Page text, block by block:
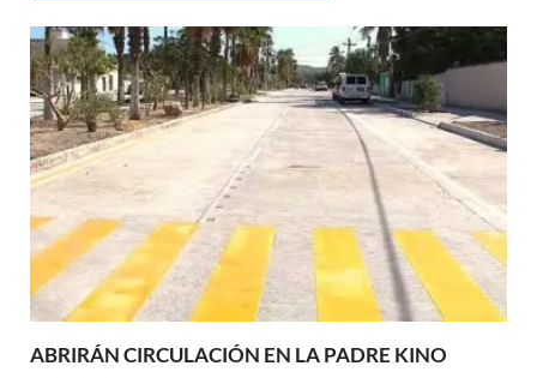
ABRIRÁN CIRCULACIÓN EN LA PADRE KINO